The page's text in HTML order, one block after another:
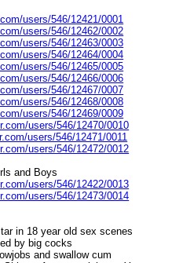
users/546/12421/0001
users/546/12462/0002
users/546/12463/0003
users/546/12464/0004
users/546/12465/0005
users/546/12466/0006
users/546/12467/0007
users/546/12468/0008
users/546/12469/0009
users/546/12470/0010
users/546/12471/0011
users/546/12472/0012
and Boys
users/546/12422/0013
users/546/12473/0014
in 18 year old sex scenes
by big cocks
and swallow cum